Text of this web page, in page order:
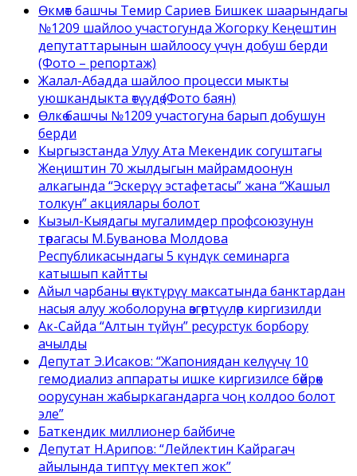
Өкмөт башчы Темир Сариев Бишкек шаарындагы
№1209 шайлоо участогунда Жогорку Кеңештин
депутаттарынын шайлоосу үчүн добуш берди
(Фото – репортаж)
Жалал-Абадда шайлоо процесси мыкты
уюшкандыкта өтүүдө (Фото баян)
Өлкө башчы №1209 участогуна барып добушун
берди
Кыргызстанда Улуу Ата Мекендик согуштагы
Жеңиштин 70 жылдыгын майрамдоонун
алкагында “Эскерүү эстафетасы” жана “Жашыл
толкун” акциялары болот
Кызыл-Кыядагы мугалимдер профсоюзунун
төрагасы М.Буванова Молдова
Республикасындагы 5 күндүк семинарга
катышып кайтты
Айыл чарбаны өнүктүрүү максатында банктардан
насыя алуу жоболоруна өзгөртүүлөр киргизилди
Ак-Сайда “Алтын түйүн” ресурстук борбору
ачылды
Депутат Э.Исаков: “Жапониядан келүүчү 10
гемодиализ аппараты ишке киргизилсе бөйрөк
оорусунан жабыркагандарга чоң колдоо болот
эле”
Баткендик миллионер байбиче
Депутат Н.Арипов: “Лейлектин Кайрагач
айылында типтүү мектеп жок”